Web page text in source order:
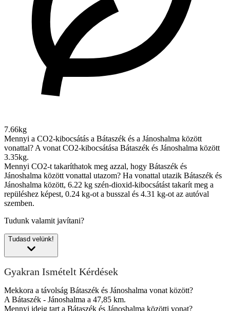
7.66kg
Mennyi a CO2-kibocsátás a Bátaszék és a Jánoshalma között
vonattal? A vonat CO2-kibocsátása Bátaszék és Jánoshalma között
3.35kg.
Mennyi CO2-t takaríthatok meg azzal, hogy Bátaszék és
Jánoshalma között vonattal utazom? Ha vonattal utazik Bátaszék és
Jánoshalma között, 6.22 kg szén-dioxid-kibocsátást takarít meg a
repüléshez képest, 0.24 kg-ot a busszal és 4.31 kg-ot az autóval
szemben.
Tudunk valamit javítani?
Tudasd velünk!
Gyakran Ismételt Kérdések
Mekkora a távolság Bátaszék és Jánoshalma vonat között?
A Bátaszék - Jánoshalma a 47,85 km.
Mennyi ideig tart a Bátaszék és Jánoshalma közötti vonat?